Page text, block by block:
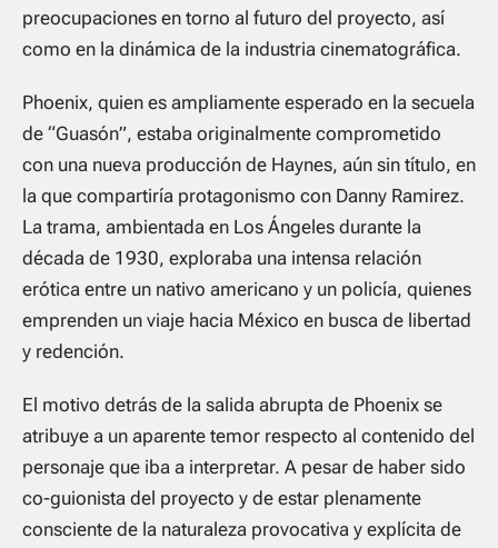
preocupaciones en torno al futuro del proyecto, así
como en la dinámica de la industria cinematográfica.
Phoenix, quien es ampliamente esperado en la secuela
de “Guasón”, estaba originalmente comprometido
con una nueva producción de Haynes, aún sin título, en
la que compartiría protagonismo con Danny Ramirez.
La trama, ambientada en Los Ángeles durante la
década de 1930, exploraba una intensa relación
erótica entre un nativo americano y un policía, quienes
emprenden un viaje hacia México en busca de libertad
y redención.
El motivo detrás de la salida abrupta de Phoenix se
atribuye a un aparente temor respecto al contenido del
personaje que iba a interpretar. A pesar de haber sido
co-guionista del proyecto y de estar plenamente
consciente de la naturaleza provocativa y explícita de